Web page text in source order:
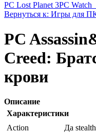
PC Lost Planet 3PC
Вернуться к: Игры для
PC
Creed:
крови
Описание
Характеристики
Action
Да stealth